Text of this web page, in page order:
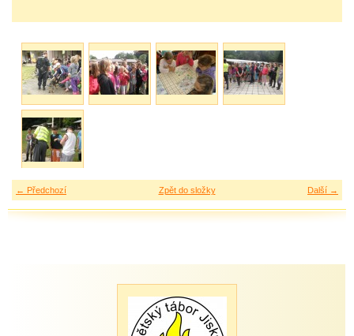
← Předchozí Další →
Zpět do složky